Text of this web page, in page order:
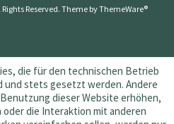
Reserved. Theme byThemeWare®
die für den technischen Betrieb
und stets gesetzt werden. Andere
dieser Website erhöhen,
die Interaktion mit anderen